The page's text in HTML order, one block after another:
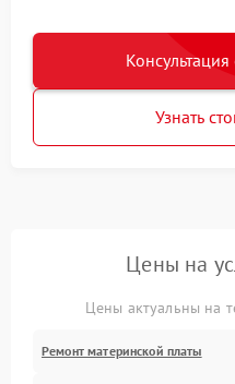
Узнать
Цены на
Цены актуальны на
Ремонт материнской платы